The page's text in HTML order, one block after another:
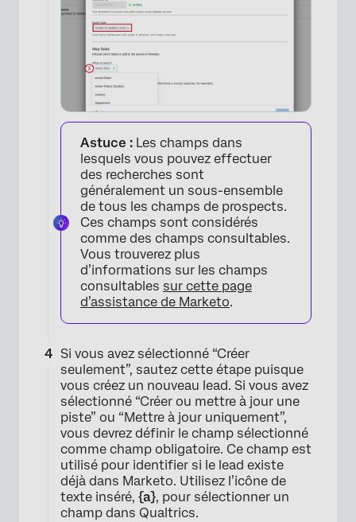
×
Astuce : Les champs dans
lesquels vous pouvez effectuer
des recherches sont
généralement un sous-ensemble
de tous les champs de prospects.
Ces champs sont considérés
comme des champs consultables.
Vous trouverez plus
d’informations sur les champs
consultables sur cette page
d’assistance de Marketo.
Si vous avez sélectionné “Créer
seulement”, sautez cette étape puisque
vous créez un nouveau lead. Si vous avez
sélectionné “Créer ou mettre à jour une
piste” ou “Mettre à jour uniquement”,
vous devrez définir le champ sélectionné
comme champ obligatoire. Ce champ est
utilisé pour identifier si le lead existe
déjà dans Marketo. Utilisez l’icône de
texte inséré, {a}, pour sélectionner un
champ dans Qualtrics.